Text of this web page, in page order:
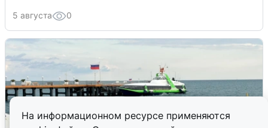
На информационном ресурсе применяются
5 августа 0